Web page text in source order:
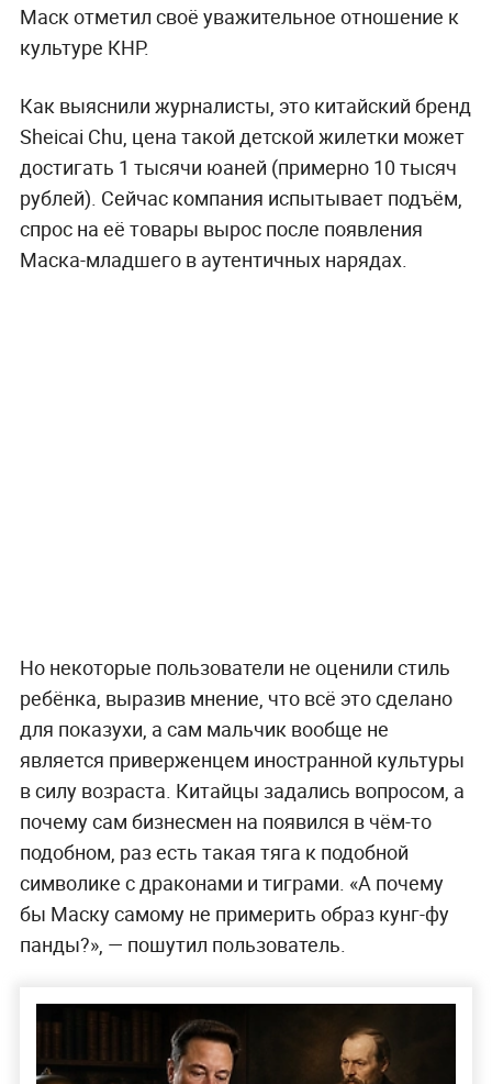
Маск отметил своё уважительное отношение к
культуре КНР.
Как выяснили журналисты, это китайский бренд
Sheicai Chu, цена такой детской жилетки может
достигать 1 тысячи юаней (примерно 10 тысяч
рублей). Сейчас компания испытывает подъём,
спрос на её товары вырос после появления
Маска-младшего в аутентичных нарядах.
Но некоторые пользователи не оценили стиль
ребёнка, выразив мнение, что всё это сделано
для показухи, а сам мальчик вообще не
является приверженцем иностранной культуры
в силу возраста. Китайцы задались вопросом, а
почему сам бизнесмен на появился в чём-то
подобном, раз есть такая тяга к подобной
символике с драконами и тиграми. «А почему
бы Маску самому не примерить образ кунг-фу
панды?», — пошутил пользователь.